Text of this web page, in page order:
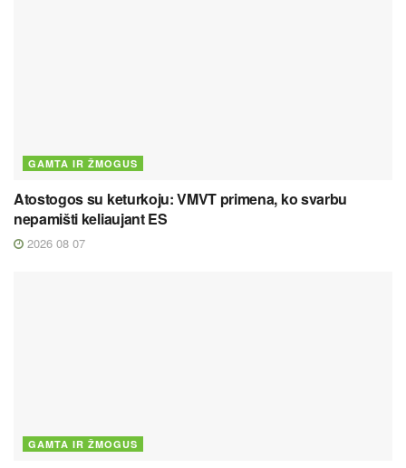
GAMTA IR ŽMOGUS
Atostogos su keturkoju: VMVT primena, ko svarbu
nepamišti keliaujant ES
2026 08 07
GAMTA IR ŽMOGUS